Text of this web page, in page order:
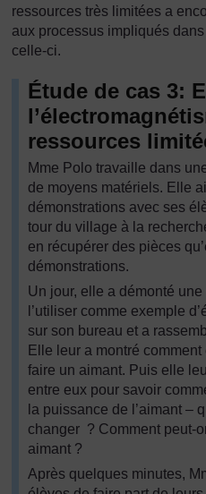
ressources très limitées a
aux processus impliqués
celle-ci.
Étude de cas 3:
ressources
Mme Polo travaille dans
de moyens matériels. Elle
démonstrations avec ses
tour du village à la
en récupérer des pièces
démonstrations.
Un jour, elle a démonté
l’utiliser comme exemple
sur son bureau et a
Elle leur a montré
faire un aimant. Puis elle
entre eux pour savoir
la puissance de l’aimant –
changer ? Comment peut-
aimant ?
Après quelques minutes,